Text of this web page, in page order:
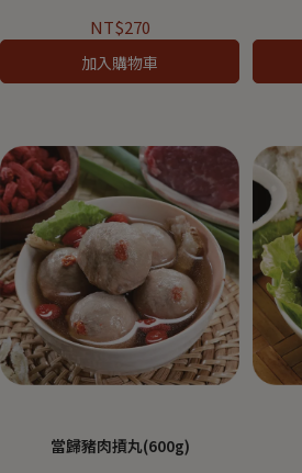
NT$270
加入購物車
當歸豬肉摃丸(600g)